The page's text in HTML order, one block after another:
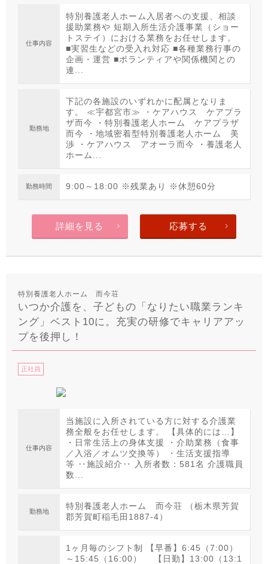
仕事内容
特別養護老人ホーム入居者への支援、相談
援助業務や 短期入所生活介護事業（ショー
トステイ）における業務をお任せします。
■実習生などの受入れ対応 ■各種業務行事の
企画・運営 ■ボランティアや関係機関との
連...
勤務地
下記の各施設のいずれかに配属となりま
す。 ≪宇都宮市≫ ・ケアハウス ケアプラ
ザ而今 ・特別養護老人ホーム ケアプラザ
而今 ・地域密着型特別養護老人ホーム 美
渉 ・ケアハウス アオーラ而今 ・養護老人
ホーム...
勤務時間 9:00～18:00 ※残業あり ※休憩60分
詳細を見る 応募する
特別養護老人ホーム 而今荘
いつか介護を、子どもの「なりたい職業ランキ
ング」ベスト10に。充実の研修でキャリアアッ
プを後押し！
正社員
仕事内容
当施設に入所されている方に対する介護業
務全般をお任せします。 【具体的には…】
・日常生活上の身体支援 ・介助業務（食事
／入浴／オムツ交換等） ・生活支援指導
等 ‥施設紹介‥ 入所者数：581名 介護職員
数...
勤務地
特別養護老人ホーム 而今荘 （栃木県芳賀
郡芳賀町稲毛田1887-4）
1ヶ月毎のシフト制 【早番】6:45（7:00）
～15:45（16:00） 【日勤】13:00（13:1